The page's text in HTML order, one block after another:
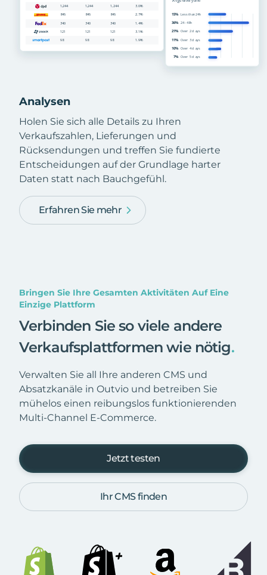
Analysen
Holen Sie sich alle Details zu Ihren
Verkaufszahlen, Lieferungen und
Rücksendungen und treffen Sie fundierte
Entscheidungen auf der Grundlage harter
Daten statt nach Bauchgefühl.
Erfahren Sie mehr
Bringen Sie Ihre Gesamten Aktivitäten Auf Eine
Einzige Plattform
Verbinden Sie so viele andere
Verkaufsplattformen wie nötig.
Verwalten Sie all Ihre anderen CMS und
Absatzkanäle in Outvio und betreiben Sie
mühelos einen reibungslos funktionierenden
Multi-Channel E-Commerce.
Jetzt testen
Ihr CMS finden